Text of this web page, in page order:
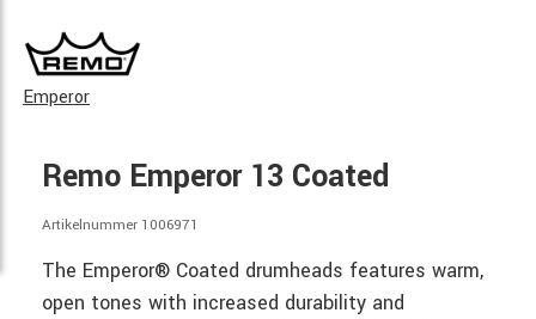
Emperor
Remo Emperor 13 Coated
Artikelnummer 1006971
The Emperor® Coated drumheads features warm,
open tones with increased durability and